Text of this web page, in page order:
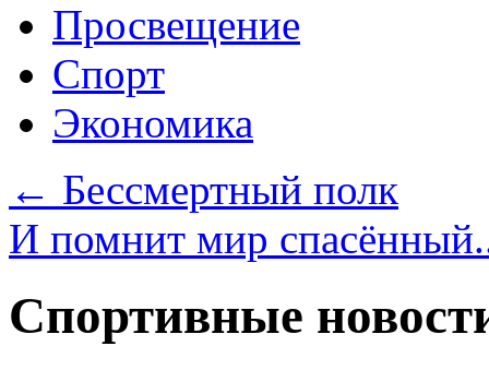
Просвещение
Спорт
Экономика
← Бессмертный полк
И помнит мир
Спортивные